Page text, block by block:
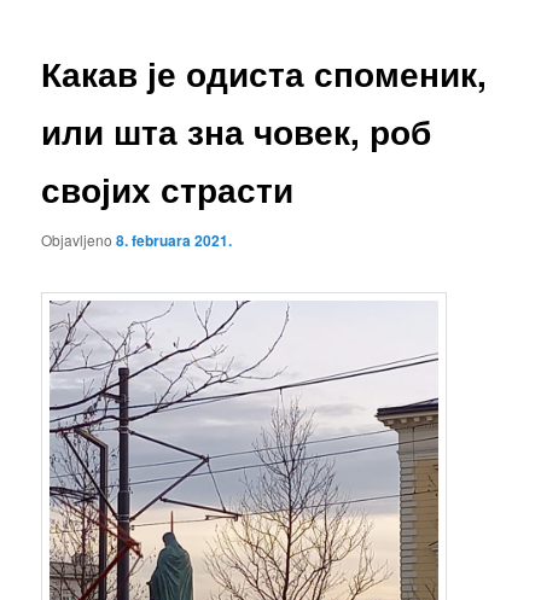
Какав је одиста споменик,
или шта зна човек, роб
својих страсти
Objavljeno8. februara 2021.